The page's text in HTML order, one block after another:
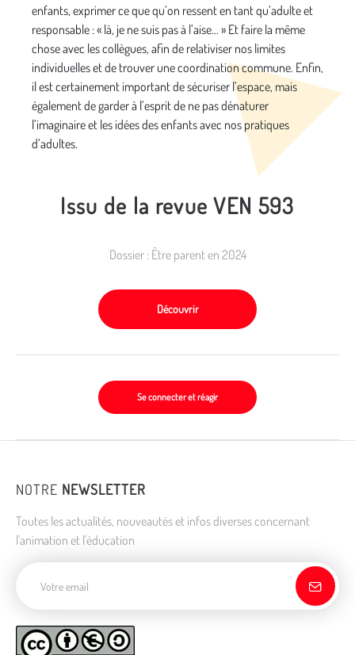
enfants, exprimer ce que qu’on ressent en tant qu’adulte et
responsable : « là, je ne suis pas à l’aise... » Et faire la même
chose avec les collègues, afin de relativiser nos limites
individuelles et de trouver une coordination commune. Enfin,
il est certainement important de sécuriser l’espace, mais
également de garder à l’esprit de ne pas dénaturer
l’imaginaire et les idées des enfants avec nos pratiques
d’adultes.
Issu de la revue VEN 593
Dossier : Être parent en 2024
Découvrir
Se connecter et réagir
NOTRE NEWSLETTER
Toutes les actualités, nouveautés et infos diverses concernant
l'animation et l'éducation